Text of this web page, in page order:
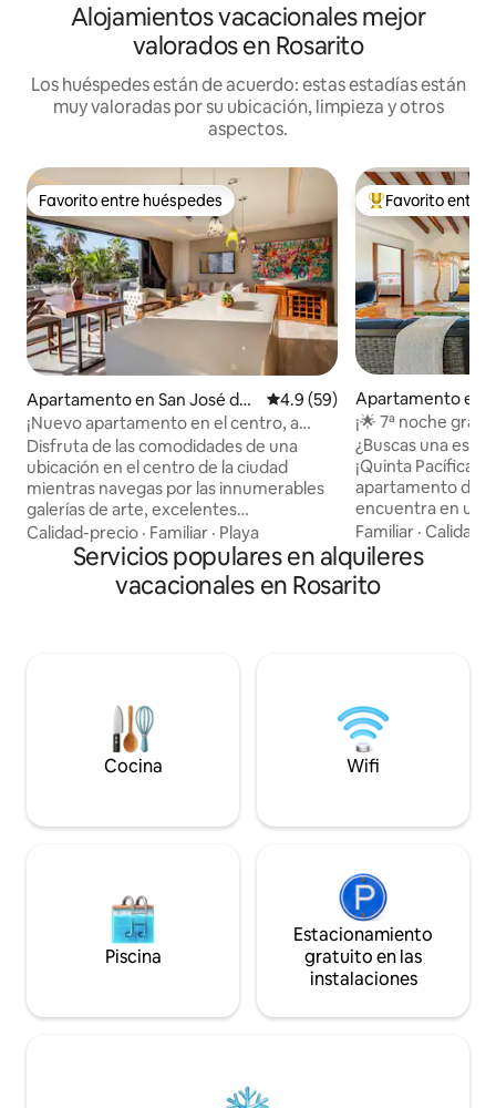
Alojamientos vacacionales mejor
valorados en Rosarito
Los huéspedes están de acuerdo: estas estadías están
muy valoradas por su ubicación, limpieza y otros
aspectos.
Favorito entre huéspedes
Favorito entre huéspedes
Apartamento en San José del
Cabo
Calificación promedio: 4.9 de
4.9 (59)
¡Nuevo apartamento en el centro, a
pasos del distrito artístico!
Disfruta de las comodidades de una
ubicación en el centro de la ciudad
mientras navegas por las innumerables
galerías de arte, excelentes
restaurantes y actividades culturales del
Distrito de Arte de San José. La
decoración de buen gusto de este
apartamento cuenta con piezas de
deliciosa cocina local o camina a las
mejores playas y vida nocturna que Los
Cabos tiene para ofrecerte.
Calidad-precio · Familiar · Playa
Favorito entre
Favorito entre
Apartamento en
el Cabo
¡🌟 7ª noche
playa y del centro
¿Buscas una
¡Quinta Pacífica
apartamento de
encuentra en
cerrada de solo
dos fantásticas
sabes qué es lo
pasos de la playa,
romper de las
¡Reserva 6
Familiar ·Calidad-
Servicios populares en alquileres
vacacionales en Rosarito
Cocina Wifi
Piscina
Estacionamiento
gratuito en las
instalaciones